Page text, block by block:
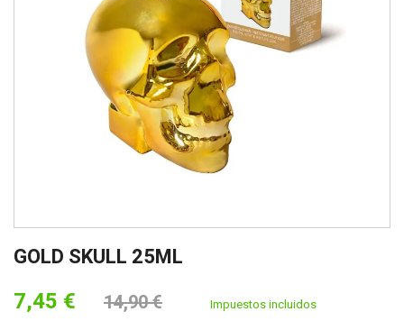
GOLD SKULL 25ML
7,45 € 14,90 € Impuestos incluidos